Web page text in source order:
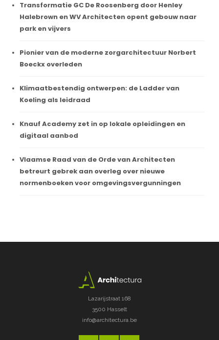
Transformatie GC De Roosenberg door Henley
Halebrown en WV Architecten opent gebouw naar
park en vijvers
Pionier van de moderne zorgarchitectuur Norbert
Boeckx overleden
Klimaatbestendig ontwerpen: de Ladder van
Koeling als leidraad
Knauf Academy zet in op lokale opleidingen en
digitaal aanbod
Vlaamse Raad van de Orde van Architecten
betreurt gebrek aan overleg over nieuwe
normenboeken voor omgevingsvergunningen
Lazarijstraat 168
3500 Hasselt
info@architectura.be